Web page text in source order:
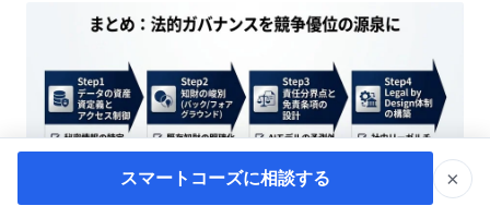
スマートコーズに相談する ×